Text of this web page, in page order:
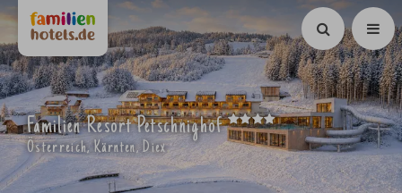
Suchen
Familien Resort Petschnighof ****
Österreich, Kärnten, Diex